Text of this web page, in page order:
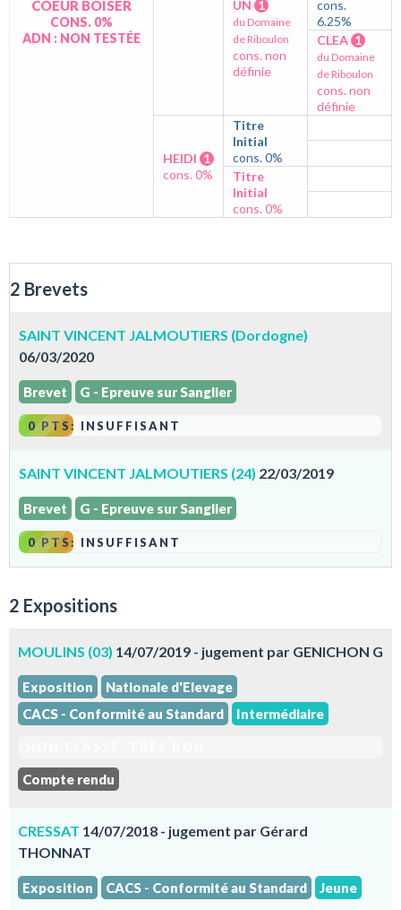
COEUR BOISER
CONS. 0%
ADN : NON TESTÉE
UN 1
du Domaine
de Riboulon
cons. non
définie
cons.
6.25%
CLEA 1
du Domaine
de Riboulon
cons. non
définie
HEIDI 1
cons. 0%
Titre
Initial
cons. 0%
Titre
Initial
cons. 0%
2 Brevets
SAINT VINCENT JALMOUTIERS (Dordogne)
06/03/2020
Brevet G - Epreuve sur Sanglier
0 PTS: INSUFFISANT
SAINT VINCENT JALMOUTIERS (24) 22/03/2019
Brevet G - Epreuve sur Sanglier
0 PTS: INSUFFISANT
2 Expositions
MOULINS (03) 14/07/2019 - jugement par GENICHON G
Exposition
Nationale d'Elevage
CACS - Conformité au Standard
Intermédiaire
Compte rendu
CRESSAT 14/07/2018 - jugement par Gérard
THONNAT
Exposition CACS - Conformité au Standard Jeune